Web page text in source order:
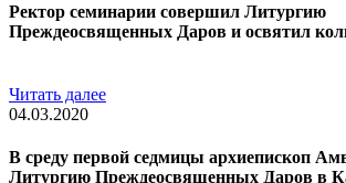
Ректор семинарии совершил Литургию
Преждеосвященных Даров и освятил
Читать далее
04.03.2020
В среду первой седмицы архиепископ
Литургию Преждеосвященных Даров в